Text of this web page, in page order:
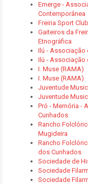
Emerge -
Contemporânea
Freiria Sport
Gaiteiros da
Etnográfica
Ilú - Associação
Ilú - Associação
I. Muse (RAMA)
I. Muse (RAMA)
Juventude
Juventude
Pró - Memória -
Cunhados
Rancho
Mugideira
Rancho
dos Cunhados
Sociedade de
Sociedade
Sociedade